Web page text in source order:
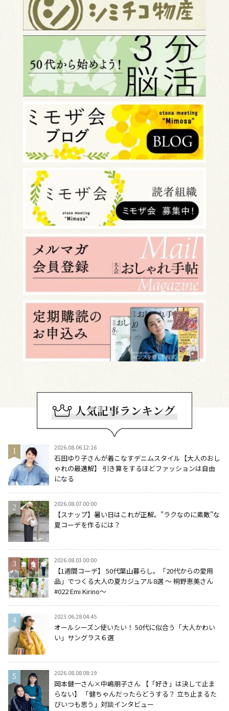
2026.08.06 12:16
石田ゆり子さんが着こなすデニムスタイル【大人のおし
ゃれの最適解】 引き算をするほどファッションは自由
になる
2026.08.07 00:00
【スナップ】暑い日はこれが正解。"ラクなのに素敵"な
夏コーデを作るには？
2026.08.03 00:00
【1週間コーデ】 50代葉山暮らし。「20代からの愛用
品」でつくる大人の夏カジュアル8選 ～ 桐野恵美さん
#022 Emi Kirino～
2023.06.28 04:45
オールシーズン使いたい！ 50代に似合う「大人かわい
い」サングラス６選
2026.08.08 08:19
岡本健一さん×中嶋朋子さん 【「好き」は決して止ま
らない】 「健ちゃんだったらどうする？ 立ち止まるた
びいつも思う」対談インタビュー